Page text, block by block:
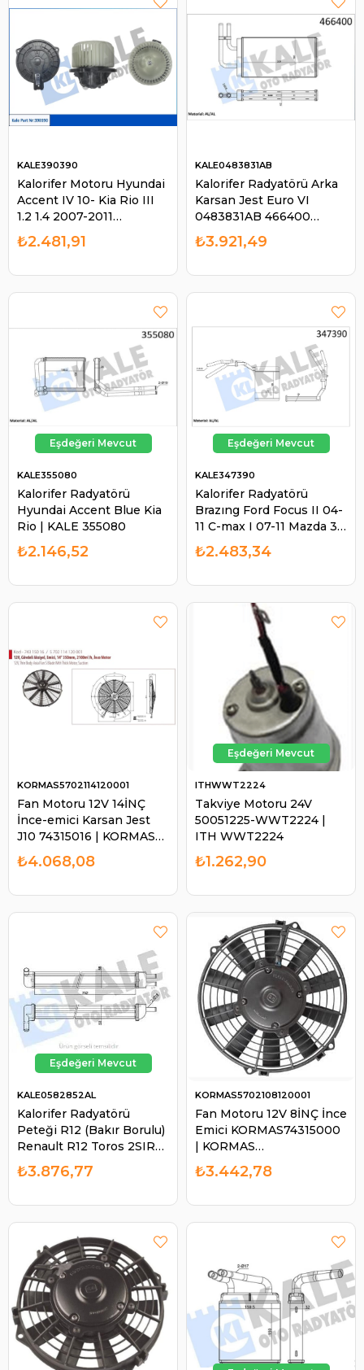
Kalorifer Motoru Hyundai
Accent IV 10- Kia Rio III
1.2 1.4 2007-2011
971114L000 | KALE
390390
KALE390390
₺2.481,91
Kalorifer Radyatörü Arka
Karsan Jest Euro VI
0483831AB 466400
7550032AA | KALE
0483831AB
KALE0483831AB
₺3.921,49
Kalorifer Radyatörü
Hyundai Accent Blue Kia
Rio | KALE 355080
KALE355080
₺2.146,52
Kalorifer Radyatörü
Brazıng Ford Focus II 04-
11 C-max I 07-11 Mazda 3
03-09 Volvo S40 II C30
04-12 | KALE 347390
KALE347390
₺2.483,34
Fan Motoru 12V 14İNÇ
İnce-emici Karsan Jest
J10 74315016 | KORMAS
5702114120001
KORMAS5702114120001
₺4.068,08
Takviye Motoru 24V
50051225-WWT2224 |
ITH WWT2224
ITHWWT2224
₺1.262,90
Kalorifer Radyatörü
Peteği R12 (Bakır Borulu)
Renault R12 Toros 2SIRA
Cu+pl Bakır Borulu |
KALE 0582852AL
KALE0582852AL
₺3.876,77
Fan Motoru 12V 8İNÇ İnce
Emici KORMAS74315000
| KORMAS
5702108120001
KORMAS5702108120001
₺3.442,78